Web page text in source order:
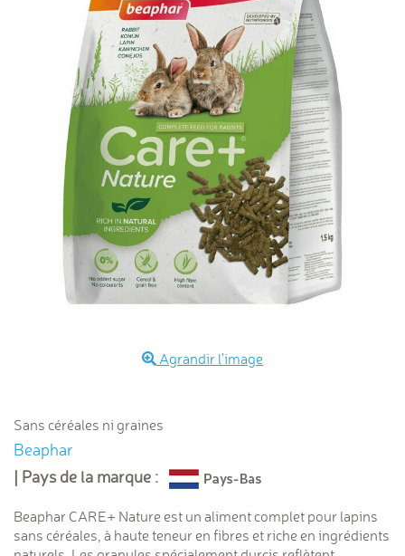
Agrandir l'image
Sans céréales ni graines
Beaphar
| Pays de la marque :
Beaphar CARE+ Nature est un aliment complet pour lapins
sans céréales, à haute teneur en fibres et riche en ingrédients